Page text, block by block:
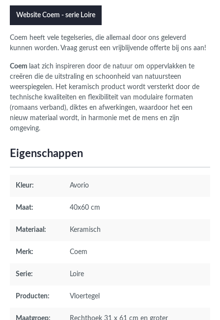
Website Coem - serie Loire
Coem heeft vele tegelseries, die allemaal door ons geleverd
kunnen worden. Vraag gerust een vrijblijvende offerte bij ons aan!
Coem laat zich inspireren door de natuur om oppervlakken te
creëren die de uitstraling en schoonheid van natuursteen
weerspiegelen. Het keramisch product wordt versterkt door de
technische kwaliteiten en flexibiliteit van modulaire formaten
(romaans verband), diktes en afwerkingen, waardoor het een
nieuw materiaal wordt, in harmonie met de mens en zijn
omgeving.
Eigenschappen
Kleur: Avorio
Maat: 40x60 cm
Materiaal: Keramisch
Merk: Coem
Serie: Loire
Producten: Vloertegel